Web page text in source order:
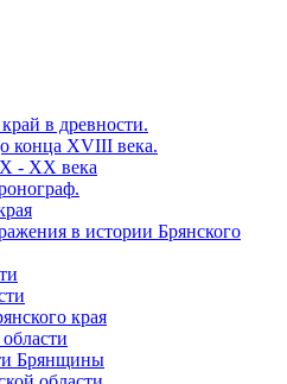
в древности.
конца XVIII века.
- XX века
в истории Брянского
края
Брянщины